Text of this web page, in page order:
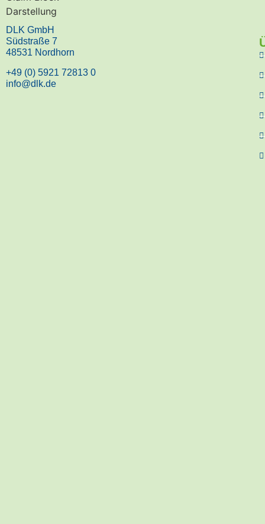
DLK GmbH
Südstraße 7
48531 Nordhorn
+49 (0) 5921 72813 0
info@dlk.de